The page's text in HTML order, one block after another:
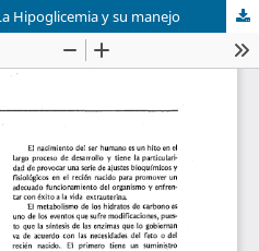
Hipoglicemia y su manejo